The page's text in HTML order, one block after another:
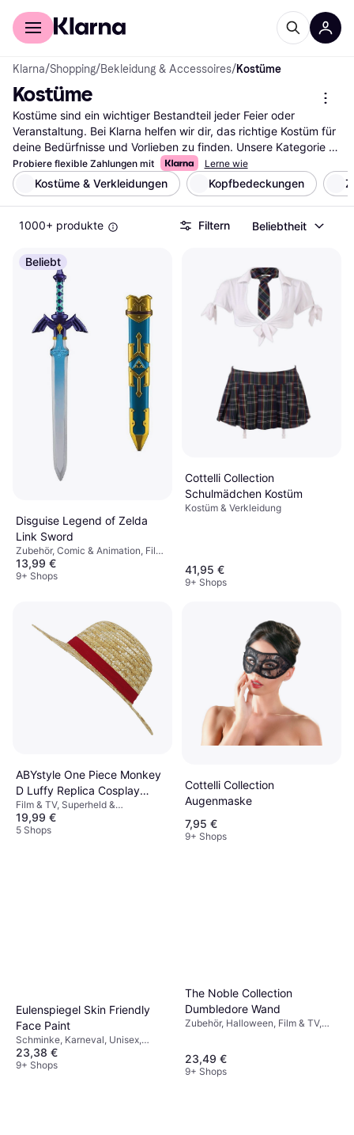
Für Shopper
Klarna/Shopping/Bekleidung & Accessoires/Kostüme
Kostüme
Kostüme sind ein wichtiger Bestandteil jeder Feier oder
Veranstaltung. Bei Klarna helfen wir dir, das richtige Kostüm für
deine Bedürfnisse und Vorlieben zu finden. Unsere Kategorie
bietet eine große Auswahl an Kostümen, die du mit unseren
praktischen Filtern durchsuchen kannst. Ob du nach einem
klassischen, lustigen oder gruseligen Kostüm suchst, unsere
Filter leiten dich schnell zur besten Option. Du kannst auch
nach Größe, Preis oder Bewertungen filtern, um deine Suche
dir passt. Lies die Nutzerbewertungen, um mehr über die
Erfahrungen anderer zu erfahren und die richtige Entscheidung
zu treffen. Beginne deine Suche hier und finde das Kostüm, das
deine Persönlichkeit am besten widerspiegelt.
Mehr über kostüme »
Probiere flexible Zahlungen mit Lerne wie
Kostüme & Verkleidungen Kopfbedeckungen
1000+ produkte Filtern Beliebtheit
Beliebt
Disguise Legend of Zelda
Link Sword
Zubehör, Comic & Animation, Film
& TV, Spiel & Spielzeug, Waffe,
Harry Potter
13,99 €
9+ Shops
Cottelli Collection
Schulmädchen Kostüm
Kostüm & Verkleidung
41,95 €
9+ Shops
ABYstyle One Piece Monkey
D Luffy Replica Cosplay
Straw Hat
Film & TV, Superheld &
Superschurke, Pirat, Comic &
Animation, Unisex, Sonstige Filme
19,99 €
5 Shops
Cottelli Collection
Augenmaske
7,95 €
9+ Shops
Eulenspiegel Skin Friendly
Face Paint
Schminke, Karneval, Unisex,
Gesichtsfarbe & Körperfarbe
23,38 €
9+ Shops
The Noble Collection
Dumbledore Wand
Zubehör, Halloween, Film & TV,
23,49 €
9+ Shops